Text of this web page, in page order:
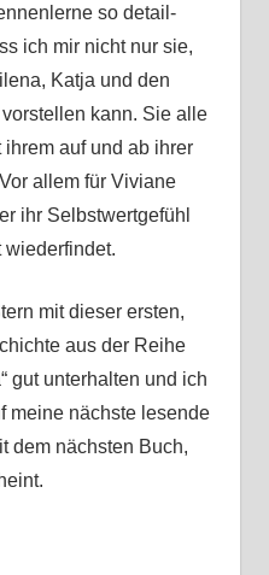
so detail-
ich mir nicht nur sie,
Katja und den
kann. Sie alle
auf und ab ihrer
allem für Viviane
ihr Selbstwertgefühl
wiederfindet.
mit dieser ersten,
aus der Reihe
gut unterhalten und ich
meine nächste lesende
dem nächsten Buch,